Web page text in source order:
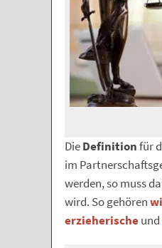
DieDefinitionfür
im
werden, so muss
wird. So gehören
erzieherischeund